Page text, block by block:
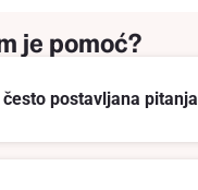
je pomoć?
postavljana pitanja